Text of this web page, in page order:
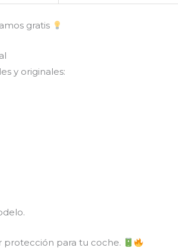
gratis
y originales:
protección para tu coche.